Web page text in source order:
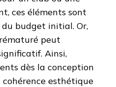
ces éléments sont
budget initial. Or,
peut
Ainsi,
dès la conception
esthétique